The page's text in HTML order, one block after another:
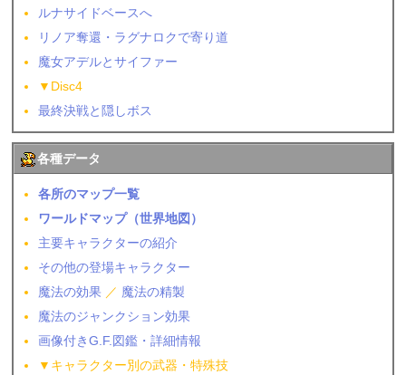
ルナサイドベースへ
リノア奪還・ラグナロクで寄り道
魔女アデルとサイファー
▼Disc4
最終決戦と隠しボス
各種データ
各所のマップ一覧
ワールドマップ（世界地図）
主要キャラクターの紹介
その他の登場キャラクター
魔法の効果 ／ 魔法の精製
魔法のジャンクション効果
画像付きG.F.図鑑・詳細情報
▼キャラクター別の武器・特殊技